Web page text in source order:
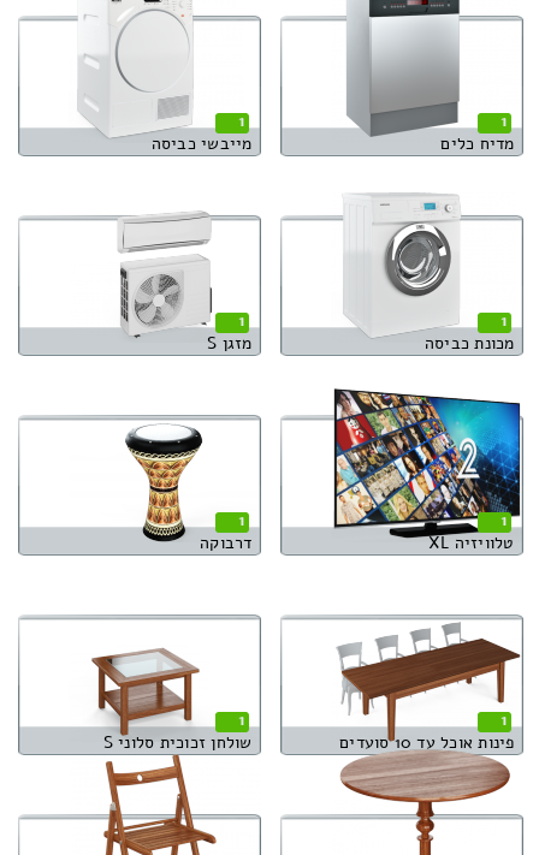
1
מדיח כלים
1
מייבשי כביסה
1
מכונת כביסה
1
מזגן S
1
טלוויזיה XL
1
דרבוקה
1
פינות אוכל עד 10 סועדים
1
שולחן זכוכית סלוני S